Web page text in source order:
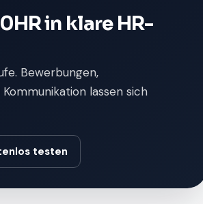
in klare HR-
Bewerbungen,
lassen sich
testen